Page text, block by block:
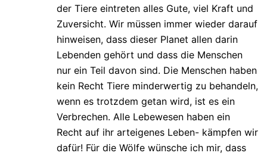
der Tiere eintreten alles Gute, viel Kraft und
Zuversicht. Wir müssen immer wieder darauf
hinweisen, dass dieser Planet allen darin
Lebenden gehört und dass die Menschen
nur ein Teil davon sind. Die Menschen haben
kein Recht Tiere minderwertig zu behandeln,
wenn es trotzdem getan wird, ist es ein
Verbrechen. Alle Lebewesen haben ein
Recht auf ihr arteigenes Leben- kämpfen wir
dafür! Für die Wölfe wünsche ich mir, dass